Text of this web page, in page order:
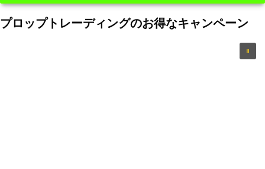
プロップトレーディングのお得なキャンペーン